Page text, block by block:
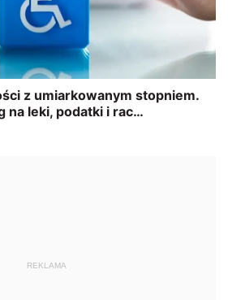
REKLAMA